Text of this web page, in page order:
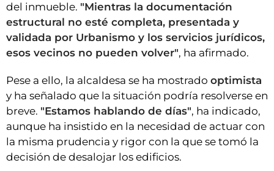
del inmueble. "Mientras la documentación
estructural no esté completa, presentada y
validada por Urbanismo y los servicios jurídicos,
esos vecinos no pueden volver", ha afirmado.
Pese a ello, la alcaldesa se ha mostrado optimista
y ha señalado que la situación podría resolverse en
breve. "Estamos hablando de días", ha indicado,
aunque ha insistido en la necesidad de actuar con
la misma prudencia y rigor con la que se tomó la
decisión de desalojar los edificios.